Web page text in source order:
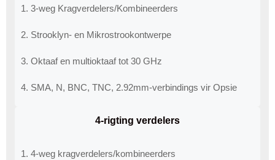
1. 3-weg Kragverdelers/Kombineerders
2. Strooklyn- en Mikrostrookontwerpe
3. Oktaaf ​​en multioktaaf ​​tot 30 GHz
4. SMA, N, BNC, TNC, 2.92mm-verbindings vir Opsie
4-rigting verdelers
1. 4-weg kragverdelers/kombineerders